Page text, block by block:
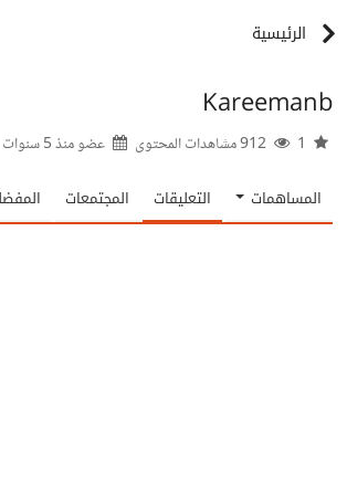
الرئيسية
Kareemanb
عضو منذ5 سنوات
المساهمات التعليقات المجتمعات